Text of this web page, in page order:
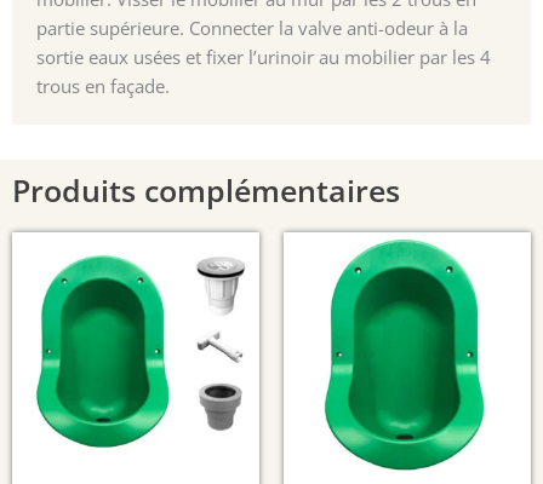
partie supérieure. Connecter la valve anti-odeur à la
sortie eaux usées et fixer l’urinoir au mobilier par les 4
trous en façade.
Produits complémentaires